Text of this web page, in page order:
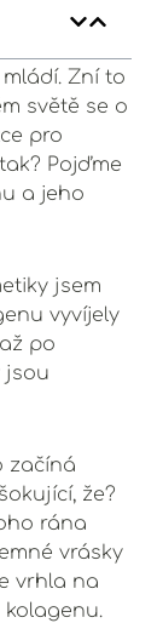
Zní to
světě se o
pro
Pojďme
a jeho
jsem
vyvíjely
po
jsou
začíná
že?
rána
vrásky
vrhla na